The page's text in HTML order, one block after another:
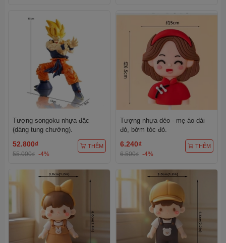
Tượng songoku nhựa đặc
(dáng tung chưởng).
52.800₫
55.000₫ -4%
THÊM
Tượng nhựa dẻo - mẹ áo dài
đỏ, bờm tóc đỏ.
6.240₫
6.500₫ -4%
THÊM